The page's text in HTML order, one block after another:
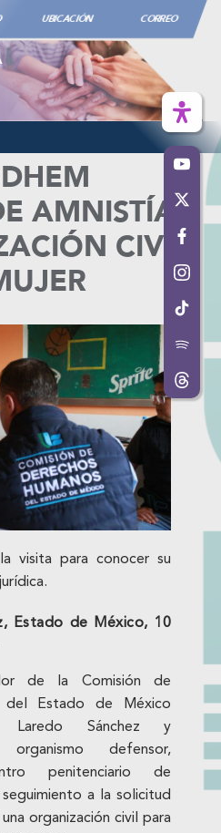
UBICACIÓN CORREO
AMNISTÍA
CIVIL
visita para conocer su
Estado de México, 10
de la Comisión de
del Estado de México
Laredo Sánchez y
defensor,
penitenciario de
a la solicitud
organización civil para